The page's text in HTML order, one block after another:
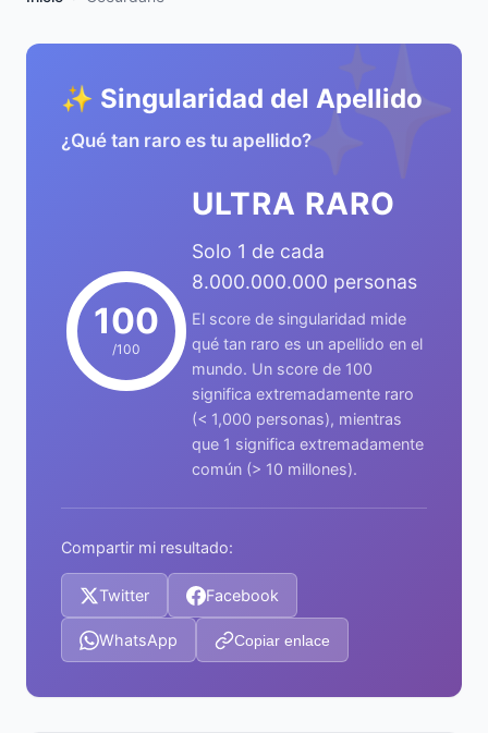
✨
✨ Singularidad del Apellido
¿Qué tan raro es tu apellido?
100
/100
ULTRA RARO
Solo 1 de cada
8.000.000.000 personas
El score de singularidad mide
qué tan raro es un apellido en el
mundo. Un score de 100
significa extremadamente raro
(< 1,000 personas), mientras
que 1 significa extremadamente
común (> 10 millones).
Compartir mi resultado:
Twitter Facebook
WhatsApp Copiar enlace